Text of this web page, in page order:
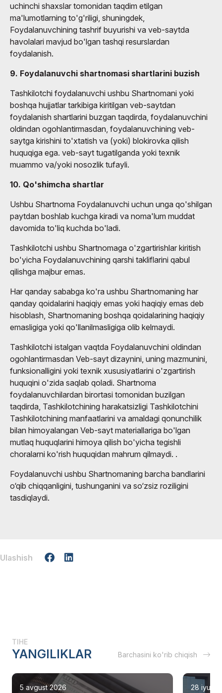
uchinchi shaxslar tomonidan taqdim etilgan
ma'lumotlarning to'g'riligi, shuningdek,
Foydalanuvchining tashrif buyurishi va veb-saytda
havolalari mavjud bo'lgan tashqi resurslardan
foydalanish.
9. Foydalanuvchi shartnomasi shartlarini buzish
Tashkilotchi foydalanuvchi ushbu Shartnomani yoki
boshqa hujjatlar tarkibiga kiritilgan veb-saytdan
foydalanish shartlarini buzgan taqdirda, foydalanuvchini
oldindan ogohlantirmasdan, foydalanuvchining veb-
saytga kirishini to'xtatish va (yoki) blokirovka qilish
huquqiga ega. veb-sayt tugatilganda yoki texnik
muammo va/yoki nosozlik tufayli.
10. Qo'shimcha shartlar
Ushbu Shartnoma Foydalanuvchi uchun unga qo'shilgan
paytdan boshlab kuchga kiradi va noma'lum muddat
davomida to'liq kuchda bo'ladi.
Tashkilotchi ushbu Shartnomaga o'zgartirishlar kiritish
bo'yicha Foydalanuvchining qarshi takliflarini qabul
qilishga majbur emas.
Har qanday sababga ko'ra ushbu Shartnomaning har
qanday qoidalarini haqiqiy emas yoki haqiqiy emas deb
hisoblash, Shartnomaning boshqa qoidalarining haqiqiy
emasligiga yoki qo'llanilmasligiga olib kelmaydi.
Tashkilotchi istalgan vaqtda Foydalanuvchini oldindan
ogohlantirmasdan Veb-sayt dizaynini, uning mazmunini,
funksionalligini yoki texnik xususiyatlarini o'zgartirish
huquqini o'zida saqlab qoladi. Shartnoma
foydalanuvchilardan birortasi tomonidan buzilgan
taqdirda, Tashkilotchining harakatsizligi Tashkilotchini
Tashkilotchining manfaatlarini va amaldagi qonunchilik
bilan himoyalangan Veb-sayt materiallariga bo'lgan
mutlaq huquqlarini himoya qilish bo'yicha tegishli
choralarni ko'rish huquqidan mahrum qilmaydi. .
Foydalanuvchi ushbu Shartnomaning barcha bandlarini
o‘qib chiqqanligini, tushunganini va so‘zsiz roziligini
tasdiqlaydi.
Ulashish
TIHE
YANGILIKLAR Barchasini ko'rib chiqish
5 avgust 2026 28 iyul